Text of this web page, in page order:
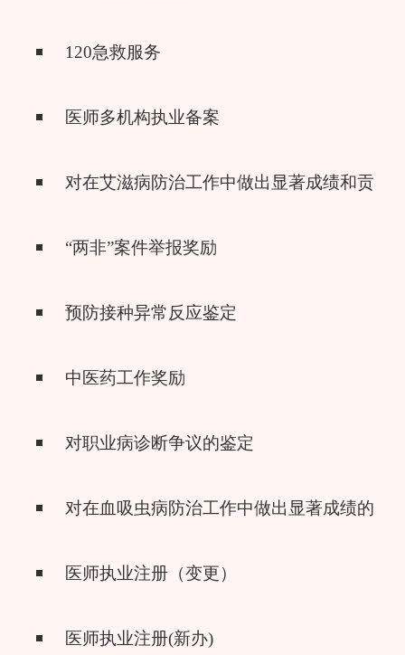
120急救服务
医师多机构执业备案
对在艾滋病防治工作中做出显著成绩和贡献
“两非”案件举报奖励
预防接种异常反应鉴定
中医药工作奖励
对职业病诊断争议的鉴定
对在血吸虫病防治工作中做出显著成绩的单
医师执业注册（变更）
医师执业注册(新办)